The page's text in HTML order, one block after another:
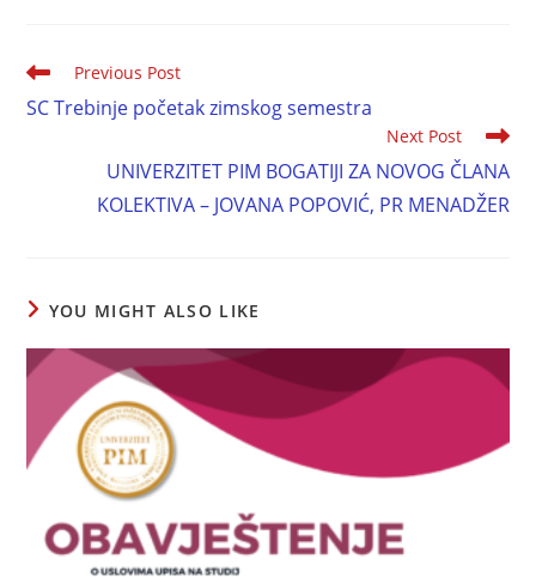
Previous Post
SC Trebinje početak zimskog semestra
Next Post
UNIVERZITET PIM BOGATIJI ZA NOVOG ČLANA
KOLEKTIVA – JOVANA POPOVIĆ, PR MENADŽER
YOU MIGHT ALSO LIKE